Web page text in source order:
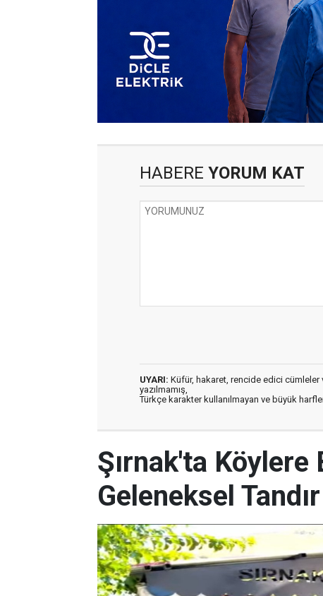
HABERE YORUM KAT
UYARI: Küfür, hakaret, rencide edici cümleler
yazılmamış,
Türkçe karakter kullanılmayan ve büyük
Şırnak'ta
Geleneksel